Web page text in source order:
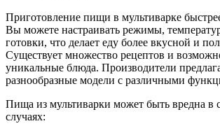
Приготовление пищи в мультиварке
Вы можете настраивать режимы,
готовки, что делает еду более вкусной и
Существует множество рецептов и
уникальные блюда. Производители
разнообразные модели с различными
Пища из мультиварки может быть вредна в
случаях: